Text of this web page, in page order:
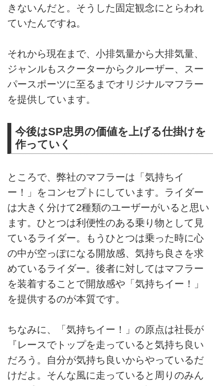
きないんだと。そうした固定観念にとらわれ
ていたんですね。
それから現在まで、小排気量から大排気量、
ジャンルもスクーターからクルーザー、スー
パースポーツに至るまでオリジナルマフラー
を提供しています。
今後はSP忠男の価値を上げる仕掛けを
作っていく
ところで、弊社のマフラーは「気持ちイ
ー！」をコンセプトにしています。ライダー
は大きく分けて2種類のユーザーがいると思い
ます。ひとつは利便性のある乗り物として見
ているライダー。もうひとつは乗った時に心
の中が空っぽになる開放感、気持ち良さを求
めているライダー。後者に対してはマフラー
を装着することで開放感や「気持ちイー！」
を提供するのが本質です。
ちなみに、「気持ちイー！」の原点は社長が
『レースでトップを走っていると気持ち良い
だろう。自分が気持ち良いからやっているだ
けだよ。そんな風に走っていると周りのみん